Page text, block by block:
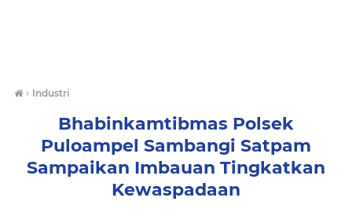
› Industri
Bhabinkamtibmas Polsek
Puloampel Sambangi Satpam
Sampaikan Imbauan Tingkatkan
Kewaspadaan